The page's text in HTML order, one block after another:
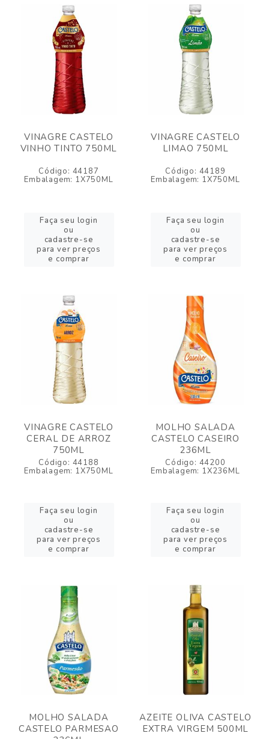
VINAGRE CASTELO
VINHO TINTO 750ML
Código: 44187
Embalagem: 1X750ML
Faça seu login
ou
cadastre-se
para ver preços
e comprar
VINAGRE CASTELO
LIMAO 750ML
Código: 44189
Embalagem: 1X750ML
Faça seu login
ou
cadastre-se
para ver preços
e comprar
VINAGRE CASTELO
CERAL DE ARROZ
750ML
Código: 44188
Embalagem: 1X750ML
Faça seu login
ou
cadastre-se
para ver preços
e comprar
MOLHO SALADA
CASTELO CASEIRO
236ML
Código: 44200
Embalagem: 1X236ML
Faça seu login
ou
cadastre-se
para ver preços
e comprar
MOLHO SALADA
CASTELO PARMESAO
AZEITE OLIVA CASTELO
EXTRA VIRGEM 500ML